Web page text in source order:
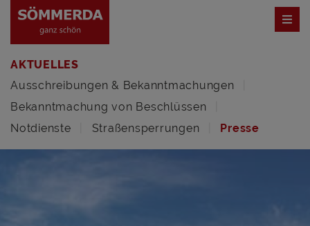
AKTUELLES
Ausschreibungen & Bekanntmachungen
Bekanntmachung von Beschlüssen
Notdienste
Straßensperrungen Presse